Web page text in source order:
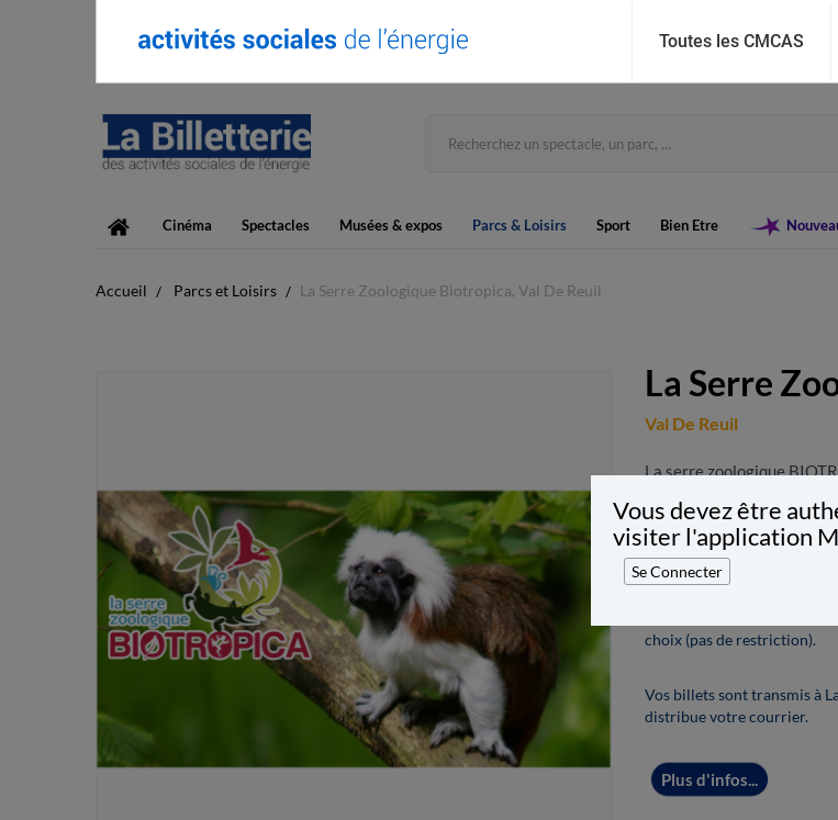
Toutes les CMCAS
Vous devez être
visiter l'application
Se Connecter
Cinéma Spectacles Musées & expos Parcs & Loisirs Sport Bien Etre
Accueil Parcs et Loisirs La Serre Zoologique Biotropica, Val De Reuil
La Serre
Val De Reuil
La serre zoologique
cours d’une visite qui
d'environ 6000m2, vous
d’animaux toujours plus
Après achat, vous avez 3
choix (pas de restriction).
Vos billets sont transmis à
distribue votre courrier.
Plus d'infos...